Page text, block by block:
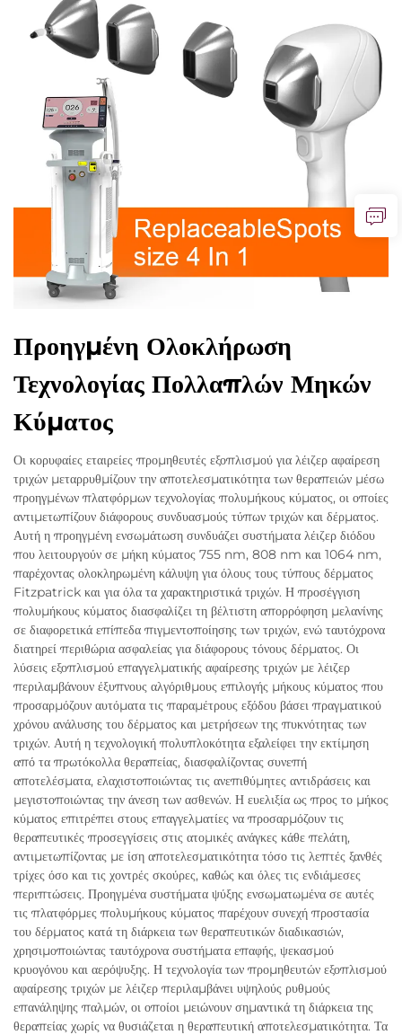
Προηγμένη Ολοκλήρωση
Τεχνολογίας Πολλαπλών Μηκών
Κύματος
Οι κορυφαίες εταιρείες προμηθευτές εξοπλισμού για λέιζερ αφαίρεση
τριχών μεταρρυθμίζουν την αποτελεσματικότητα των θεραπειών μέσω
προηγμένων πλατφόρμων τεχνολογίας πολυμήκους κύματος, οι οποίες
αντιμετωπίζουν διάφορους συνδυασμούς τύπων τριχών και δέρματος.
Αυτή η προηγμένη ενσωμάτωση συνδυάζει συστήματα λέιζερ διόδου
που λειτουργούν σε μήκη κύματος 755 nm, 808 nm και 1064 nm,
παρέχοντας ολοκληρωμένη κάλυψη για όλους τους τύπους δέρματος
Fitzpatrick και για όλα τα χαρακτηριστικά τριχών. Η προσέγγιση
πολυμήκους κύματος διασφαλίζει τη βέλτιστη απορρόφηση μελανίνης
σε διαφορετικά επίπεδα πιγμεντοποίησης των τριχών, ενώ ταυτόχρονα
διατηρεί περιθώρια ασφαλείας για διάφορους τόνους δέρματος. Οι
λύσεις εξοπλισμού επαγγελματικής αφαίρεσης τριχών με λέιζερ
περιλαμβάνουν έξυπνους αλγόριθμους επιλογής μήκους κύματος που
προσαρμόζουν αυτόματα τις παραμέτρους εξόδου βάσει πραγματικού
χρόνου ανάλυσης του δέρματος και μετρήσεων της πυκνότητας των
τριχών. Αυτή η τεχνολογική πολυπλοκότητα εξαλείφει την εκτίμηση
από τα πρωτόκολλα θεραπείας, διασφαλίζοντας συνεπή
αποτελέσματα, ελαχιστοποιώντας τις ανεπιθύμητες αντιδράσεις και
μεγιστοποιώντας την άνεση των ασθενών. Η ευελιξία ως προς το μήκος
κύματος επιτρέπει στους επαγγελματίες να προσαρμόζουν τις
θεραπευτικές προσεγγίσεις στις ατομικές ανάγκες κάθε πελάτη,
αντιμετωπίζοντας με ίση αποτελεσματικότητα τόσο τις λεπτές ξανθές
τρίχες όσο και τις χοντρές σκούρες, καθώς και όλες τις ενδιάμεσες
περιπτώσεις. Προηγμένα συστήματα ψύξης ενσωματωμένα σε αυτές
τις πλατφόρμες πολυμήκους κύματος παρέχουν συνεχή προστασία
του δέρματος κατά τη διάρκεια των θεραπευτικών διαδικασιών,
χρησιμοποιώντας ταυτόχρονα συστήματα επαφής, ψεκασμού
κρυογόνου και αερόψυξης. Η τεχνολογία των προμηθευτών εξοπλισμού
αφαίρεσης τριχών με λέιζερ περιλαμβάνει υψηλούς ρυθμούς
επανάληψης παλμών, οι οποίοι μειώνουν σημαντικά τη διάρκεια της
θεραπείας χωρίς να θυσιάζεται η θεραπευτική αποτελεσματικότητα. Τα